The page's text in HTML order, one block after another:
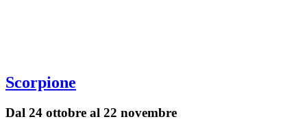
Scorpione
Dal 24 ottobre al 22 novembre